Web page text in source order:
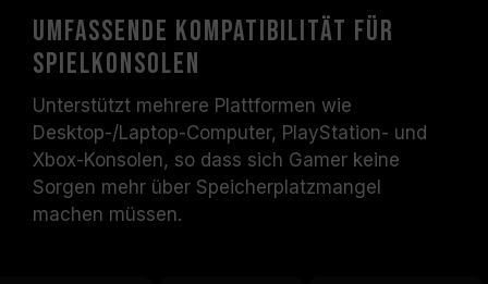
Umfassende Kompatibilität für
Spielkonsolen
Unterstützt mehrere Plattformen wie
Desktop-/Laptop-Computer, PlayStation- und
Xbox-Konsolen, so dass sich Gamer keine
Sorgen mehr über Speicherplatzmangel
machen müssen.